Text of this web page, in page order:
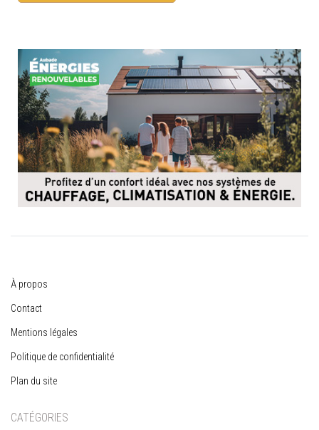
À propos
Contact
Mentions légales
Politique de confidentialité
Plan du site
CATÉGORIES